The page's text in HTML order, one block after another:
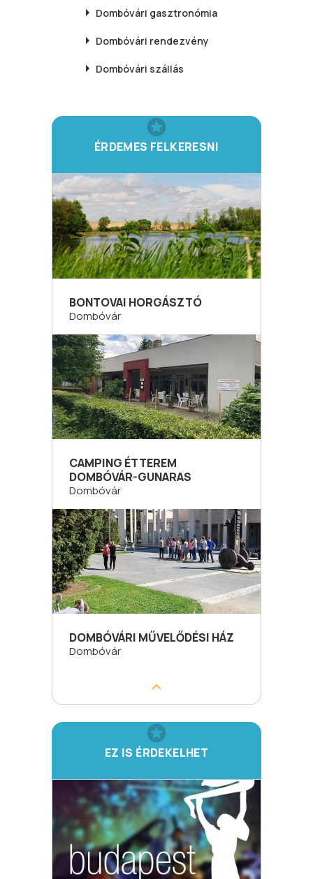
Dombóvári gasztronómia
Dombóvári rendezvény
Dombóvári szállás
ÉRDEMES FELKERESNI
BONTOVAI HORGÁSZTÓ
Dombóvár
CAMPING ÉTTEREM
DOMBÓVÁR-GUNARAS
Dombóvár
DOMBÓVÁRI MŰVELŐDÉSI HÁZ
Dombóvár
EZ IS ÉRDEKELHET